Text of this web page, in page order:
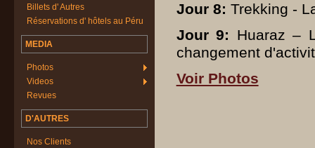
Billets d' Autres
Réservations d' hôtels au Péru
MEDIA
Photos
Videos
Revues
D'AUTRES
Nos Clients
Jour 8: Trekking -
Jour 9: Huaraz –
changement
Voir Photos